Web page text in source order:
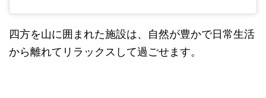
四方を山に囲まれた施設は、自然が豊かで日常生活
から離れてリラックスして過ごせます。